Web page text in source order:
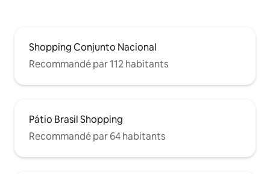
Shopping Conjunto Nacional
Recommandé par 112 habitants
Pátio Brasil Shopping
Recommandé par 64 habitants